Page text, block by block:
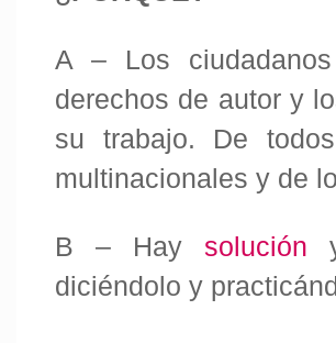
A – Los
derechos de autor y
su trabajo. De
multinacionales y de
B – Hay solución
diciéndolo y